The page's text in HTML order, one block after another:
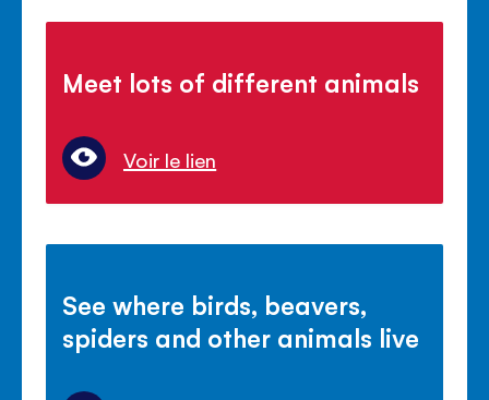
Meet lots of different animals
Voir le lien
See where birds, beavers,
spiders and other animals live